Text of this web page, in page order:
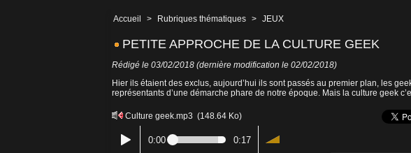
Accueil > Rubriques thématiques > JEUX
PETITE APPROCHE DE LA CULTURE GEEK
Rédigé le 03/02/2018 (dernière modification le 02/02/2018)
Hier ils étaient des exclus, aujourd’hui ils sont passés au premier plan, les
représentants d’une démarche phare de notre époque. Mais la culture geek
Culture geek.mp3 (148.64 Ko)
0:00 0:17